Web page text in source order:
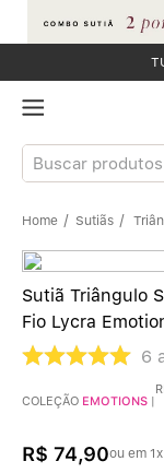
Buscar produtos
Sutiãs
Sutiã Triângulo
Fio Lycra
6
COLEÇÃO EMOTIONS |
R$ 74,90ou em 1
TERMOS
1º Sutiãs
2º
Sutiã